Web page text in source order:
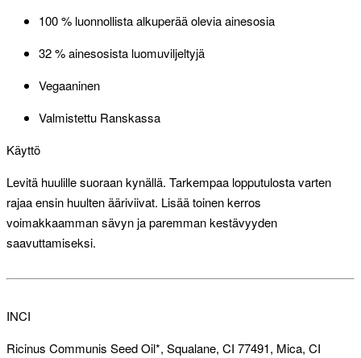
100 % luonnollista alkuperää olevia ainesosia
32 % ainesosista luomuviljeltyjä
Vegaaninen
Valmistettu Ranskassa
Käyttö
Levitä huulille suoraan kynällä. Tarkempaa lopputulosta varten
rajaa ensin huulten ääriviivat. Lisää toinen kerros
voimakkaamman sävyn ja paremman kestävyyden
saavuttamiseksi.
INCI
Ricinus Communis Seed Oil*, Squalane, CI 77491, Mica, CI